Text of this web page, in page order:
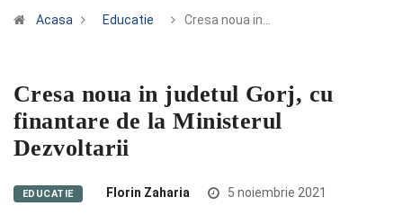
Acasa Educatie Cresa noua in…
Cresa noua in judetul Gorj, cu
finantare de la Ministerul
Dezvoltarii
EDUCATIE Florin Zaharia 5 noiembrie 2021